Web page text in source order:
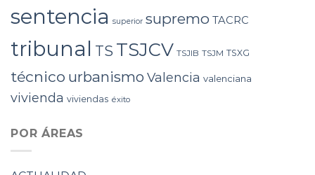
sentencia superior supremo TACRC
tribunal TS TSJCV TSJIB TSJM TSXG
técnico urbanismo Valencia valenciana
vivienda viviendas éxito
POR ÁREAS